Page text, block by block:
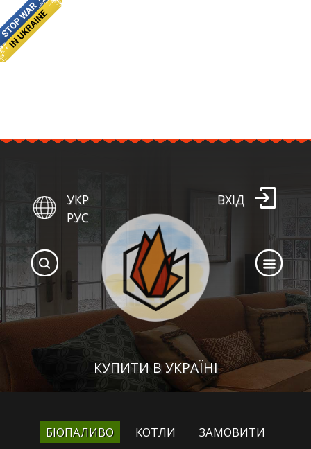
КУПИТИ В УКРАЇНІ
УКР
РУС
ВХІД
БІОПАЛИВО КОТЛИ
ЗАМОВИТИ